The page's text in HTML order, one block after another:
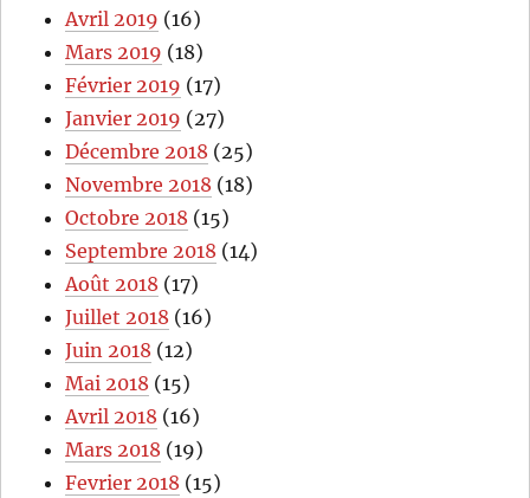
Avril 2019 (16)
Mars 2019 (18)
Février 2019 (17)
Janvier 2019 (27)
Décembre 2018 (25)
Novembre 2018 (18)
Octobre 2018 (15)
Septembre 2018 (14)
Août 2018 (17)
Juillet 2018 (16)
Juin 2018 (12)
Mai 2018 (15)
Avril 2018 (16)
Mars 2018 (19)
Fevrier 2018 (15)